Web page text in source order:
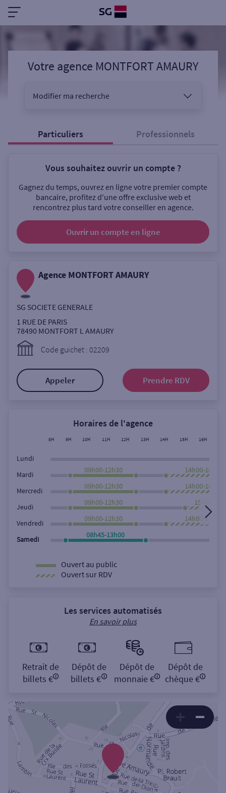
Votre agence MONTFORT AMAURY
Modifier ma recherche
Sélectionnez votre recherche
Ouverte le samedi
Ouverte le lundi
Ville / Code postal
Rue
Rechercher
Particuliers Professionnels
Vous souhaitez ouvrir un compte ?
Gagnez du temps, ouvrez en ligne votre premier compte
bancaire, profitez d'une offre exclusive web et
rencontrez plus tard votre conseiller en agence.
Ouvrir un compte en ligne
Agence MONTFORT AMAURY
SG SOCIETE GENERALE
1 RUE DE PARIS
78490 MONTFORT L AMAURY
Code guichet : 02209
Appeler Prendre RDV
Horaires de l'agence
8H 9H 10H 11H 12H 13H 14H 15H 16H
Lundi
Mardi
09h00-12h30 14h00-18h00
Mercredi
09h00-12h30 14h00-18h00
Jeudi
09h00-12h30 15h00-
Vendredi
09h00-12h30 14h00-18h00
Samedi
08h45-13h00
Ouvert au public
Ouvert sur RDV
Les services automatisés
En savoir plus
Retrait de
billets €
Dépôt de
billets €
Dépôt de
monnaie €
Dépôt de
chèque €